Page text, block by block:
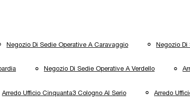
Negozio Di Sedie Operative A Caravaggio Negozio Di
Negozio Di Sedie Operative A Verdello
Arredo Ufficio Cinquanta3 Cologno Al Serio Arredo